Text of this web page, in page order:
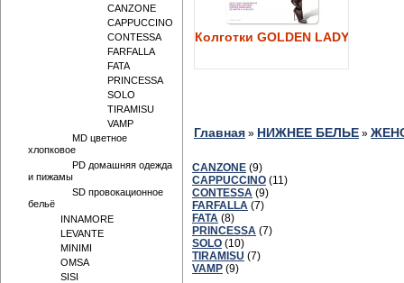
CANZONE
CAPPUCCINO
CONTESSA
FARFALLA
FATA
PRINCESSA
SOLO
TIRAMISU
VAMP
MD цветное
хлопковое
PD домашняя одежда
и пижамы
SD провокационное
бельё
INNAMORE
LEVANTE
MINIMI
OMSA
SISI
Колготки GOLDEN LADY My
Главная » НИЖНЕЕ БЕЛЬЕ »
CANZONE (9)
CAPPUCCINO (11)
CONTESSA (9)
FARFALLA (7)
FATA (8)
PRINCESSA (7)
SOLO (10)
TIRAMISU (7)
VAMP (9)